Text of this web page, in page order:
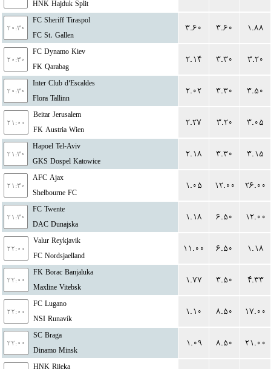
HNK Hajduk Split
۲۰:۳۰
FC Sheriff Tiraspol
FC St. Gallen
۳.۶۰ ۳.۶۰ ۱.۸۸
۲۰:۳۰
FC Dynamo Kiev
FK Qarabag
۲.۱۴ ۳.۳۰ ۳.۲۰
۲۰:۳۰
Inter Club d'Escaldes
Flora Tallinn
۲.۰۲ ۳.۳۰ ۳.۵۰
۲۱:۰۰
Beitar Jerusalem
FK Austria Wien
۲.۲۷ ۳.۲۰ ۳.۰۵
۲۱:۳۰
Hapoel Tel-Aviv
GKS Dospel Katowice
۲.۱۸ ۳.۳۰ ۳.۱۵
۲۱:۳۰
AFC Ajax
Shelbourne FC
۱.۰۵ ۱۲.۰۰ ۲۶.۰۰
۲۱:۳۰
FC Twente
DAC Dunajska
۱.۱۸ ۶.۵۰ ۱۲.۰۰
۲۲:۰۰
Valur Reykjavik
FC Nordsjaelland
۱۱.۰۰ ۶.۵۰ ۱.۱۸
۲۲:۰۰
FK Borac Banjaluka
Maxline Vitebsk
۱.۷۷ ۳.۵۰ ۴.۳۳
۲۲:۰۰
FC Lugano
NSI Runavík
۱.۱۰ ۸.۵۰ ۱۷.۰۰
۲۲:۰۰
SC Braga
Dinamo Minsk
۱.۰۹ ۸.۵۰ ۲۱.۰۰
HNK Rijeka